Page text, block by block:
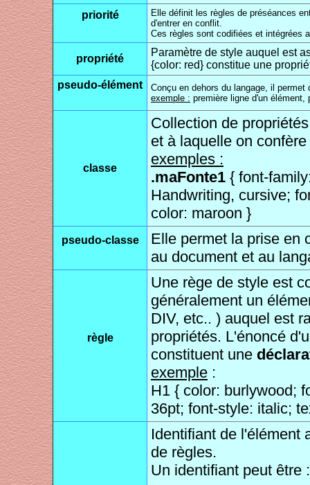
priorité
Elle définit les règles de préséances
d'entrer en conflit.
Ces règles sont codifiées et intégrées
propriété
Paramètre de style auquel est
{color: red} constitue une
pseudo-élément
Conçu en dehors du langage, il
exemple : première ligne d'un
classe
Collection de
et à laquelle on
exemples :
.maFonte1 { font-
Handwriting, cursive;
color: maroon }
pseudo-classe
Elle permet la prise en
au document et au
règle
Une rège de style est
généralement un
DIV, etc.. ) auquel est
propriétés. L'énoncé
constituent une
exemple :
H1 { color: burlywood;
36pt; font-style: italic;
Identifiant de l'élément
de règles.
Un identifiant peut être :